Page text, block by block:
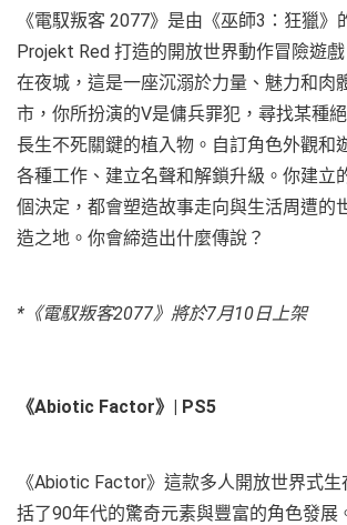
《電馭叛客 2077》是由《巫師3：狂獵》
Projekt Red 打造的開放世界動作冒險遊
在夜城，這是一座沉溺於力量、魅力和肉
市，你所扮演的V是傭兵罪犯，尋找某種
長生不死關鍵的植入物。自訂角色外觀和
各種工作、建立名聲和解鎖升級。你建立
個決定，都會塑造故事走向與生活周遭的
造之地。你會締造出什麼傳說？
*《電馭叛客2077》將於7月10日上架
《Abiotic Factor》| PS5
《Abiotic Factor》這款多人開放世界式
括了90年代的驚奇元素與豐富的角色發展